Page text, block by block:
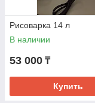
Рисоварка 14 л
В наличии
53 000 ₸
Купить